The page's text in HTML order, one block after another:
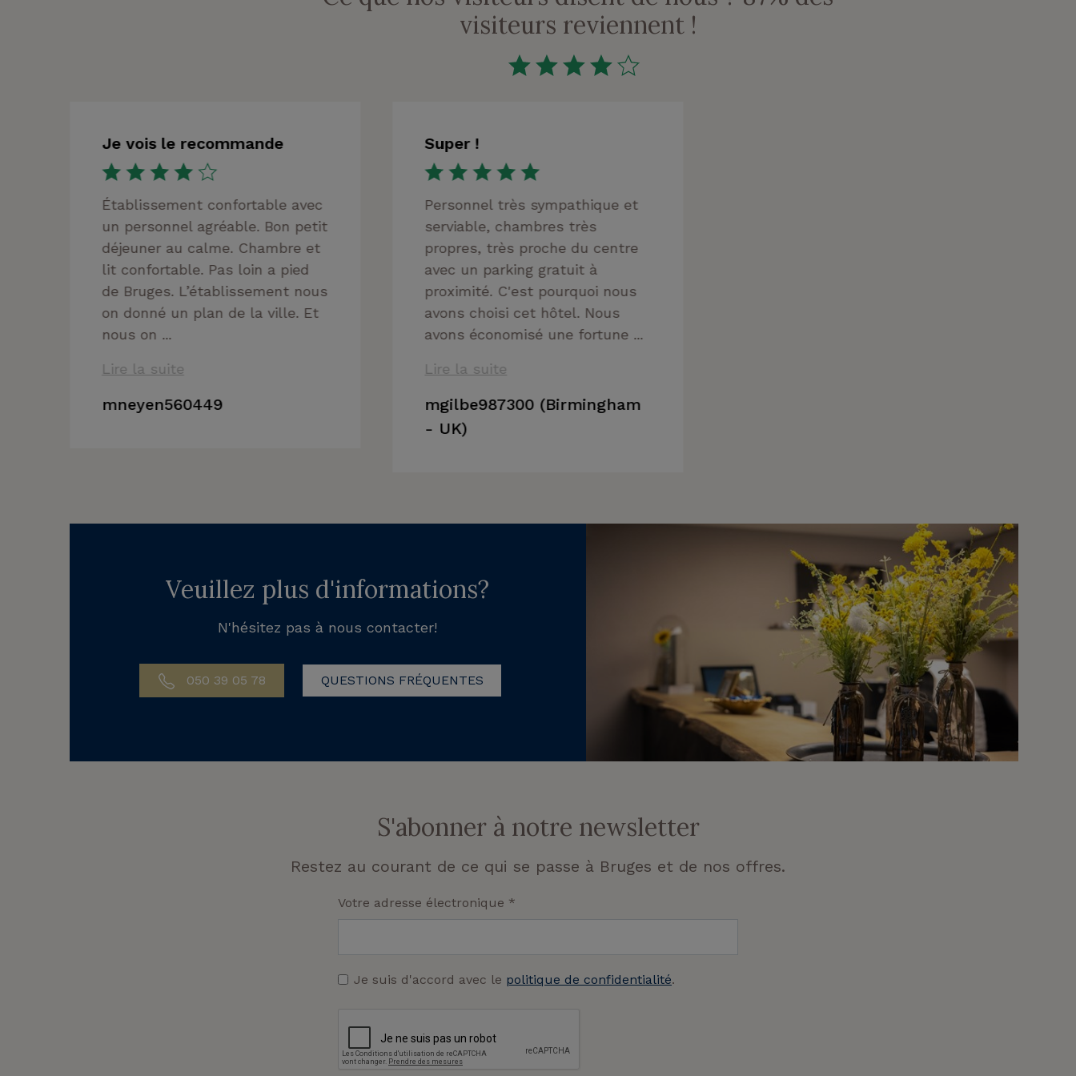
visiteurs reviennent !
Je vois le recommande
Établissement confortable avec
un personnel agréable. Bon petit
déjeuner au calme. Chambre et
lit confortable. Pas loin a pied
de Bruges. L’établissement nous
on donné un plan de la ville. Et
nous on ...
Lire la suite
mneyen560449
Super !
Personnel très sympathique et
serviable, chambres très
propres, très proche du centre
avec un parking gratuit à
proximité. C'est pourquoi nous
avons choisi cet hôtel. Nous
avons économisé une fortune ...
Lire la suite
mgilbe987300 (Birmingham
- UK)
Veuillez plus d'informations?
N'hésitez pas à nous contacter!
050 39 05 78 QUESTIONS FRÉQUENTES
S'abonner à notre newsletter
Restez au courant de ce qui se passe à Bruges et de nos offres.
Votre adresse électronique *
Je suis d'accord avec le politique de confidentialité.